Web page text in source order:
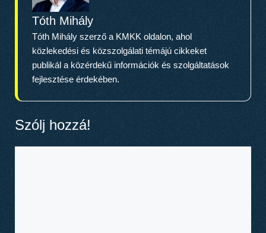
Tóth Mihály
Tóth Mihály szerző a KMKK oldalon, ahol
közlekedési és közszolgálati témájú cikkeket
publikál a közérdekű információk és szolgáltatások
fejlesztése érdekében.
Szólj hozzá!